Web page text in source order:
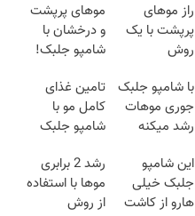
راز موهای
پرپشت با یک
روش
جلبک
اسپیرولینا)
موهای پرپشت
و درخشان با
شامپو جلبک!
با شامپو جلبک
جوری موهات
رشد میکنه
میکنن
کاشتی۴۵٪
تخفیف
تامین غذای
کامل مو با
شامپو جلبک
این شامپو
جلبک خیلی
هارو از کاشت
رشد 2 برابری
موها با استفاده
از روش